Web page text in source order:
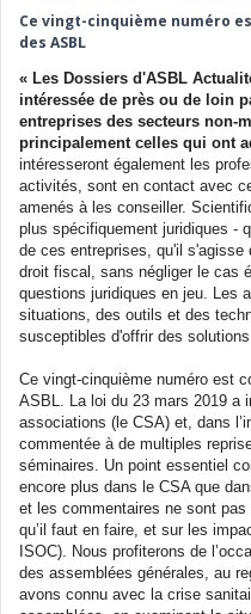
Ce vingt-cinquième numéro
des ASBL
« Les Dossiers d'ASBL
intéressée de près ou de loin
entreprises des secteurs non-
principalement celles qui ont
intéresseront également les
activités, sont en contact avec
amenés à les conseiller.
plus spécifiquement juridiques -
de ces entreprises, qu'il
droit fiscal, sans négliger le cas
questions juridiques en jeu. Les
situations, des outils et des
susceptibles d'offrir des
Ce vingt-cinquième numéro est
ASBL. La loi du 23 mars 2019 a
associations (le CSA) et, dans
commentée à de multiples
séminaires. Un point essentiel
encore plus dans le CSA que
et les commentaires ne sont
qu’il faut en faire, et sur les
ISOC). Nous profiterons de
des assemblées générales, au
avons connu avec la crise